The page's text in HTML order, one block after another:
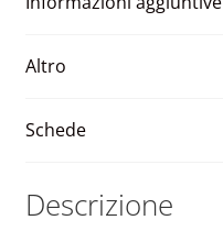
metallo
posti
quantità
i
:
Altro
Schede
Descrizione